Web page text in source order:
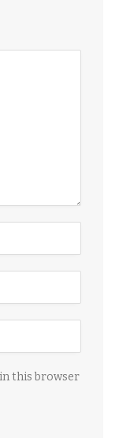
in this browser